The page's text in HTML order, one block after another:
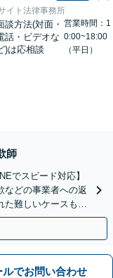
イト法律事務所
談方法(対面・
話・ビデオな
)は応相談
営業時間：1
0:00~18:00
（平日）
師
でスピード対応】
などの事業者への返
た難しいケースも解
さい
ルでお問い合わせ